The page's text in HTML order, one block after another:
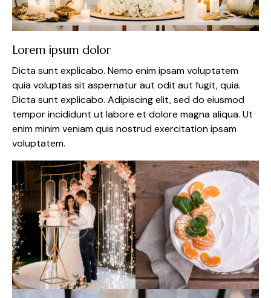
Lorem ipsum dolor
Dicta sunt explicabo. Nemo enim ipsam voluptatem
quia voluptas sit aspernatur aut odit aut fugit, quia.
Dicta sunt explicabo. Adipiscing elit, sed do eiusmod
tempor incididunt ut labore et dolore magna aliqua. Ut
enim minim veniam quis nostrud exercitation ipsam
voluptatem.